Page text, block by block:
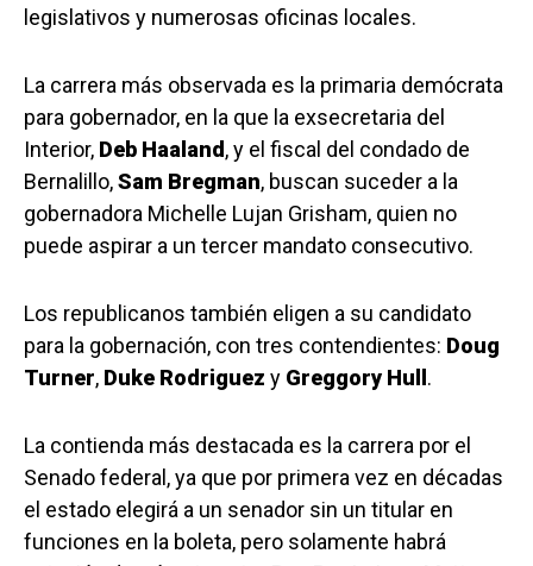
legislativos y numerosas oficinas locales.
La carrera más observada es la primaria demócrata
para gobernador, en la que la exsecretaria del
Interior, Deb Haaland, y el fiscal del condado de
Bernalillo,Sam Bregman, buscan suceder a la
gobernadora Michelle Lujan Grisham, quien no
puede aspirar a un tercer mandato consecutivo.
Los republicanos también eligen a su candidato
para la gobernación, con tres contendientes: Doug
Turner, Duke Rodriguez y Greggory Hull .
La contienda más destacada es la carrera por el
Senado federal, ya que por primera vez en décadas
el estado elegirá a un senador sin un titular en
funciones en la boleta, pero solamente habrá